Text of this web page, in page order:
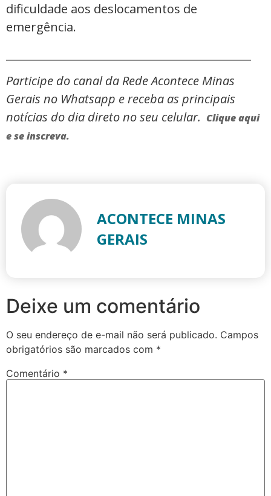
dificuldade aos deslocamentos de
emergência.
Participe do canal da Rede Acontece Minas
Gerais no Whatsapp e receba as principais
notícias do dia direto no seu celular. Clique aqui
e se inscreva.
ACONTECE MINAS
GERAIS
Deixe um comentário
O seu endereço de e-mail não será publicado. Campos
obrigatórios são marcados com *
Comentário *